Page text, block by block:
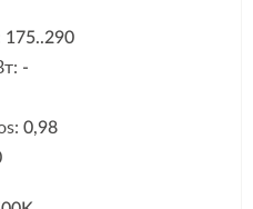
175..290
-
0,98